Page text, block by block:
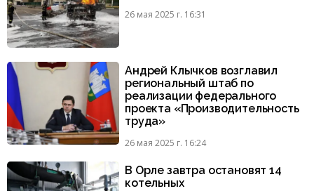
26 мая 2025 г. 16:31
Андрей Клычков возглавил
региональный штаб по
реализации федерального
проекта «Производительность
труда»
26 мая 2025 г. 16:24
В Орле завтра остановят 14
котельных